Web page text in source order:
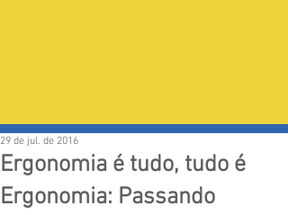
Ergonomia é tudo, tudo é
Ergonomia: Passando
29 de jul. de 2016